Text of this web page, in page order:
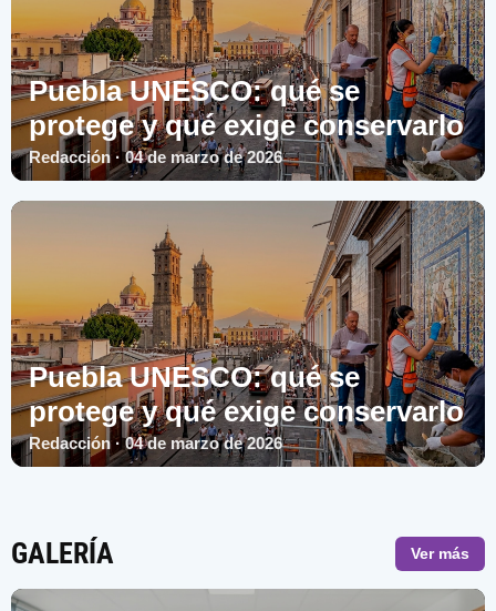
Puebla UNESCO: qué se
protege y qué exige conservarlo
Redacción · 04 de marzo de 2026
Puebla UNESCO: qué se
protege y qué exige conservarlo
Redacción · 04 de marzo de 2026
GALERÍA Ver más